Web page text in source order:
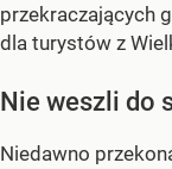
przekraczających
dla turystów z
Nie weszli do
Niedawno